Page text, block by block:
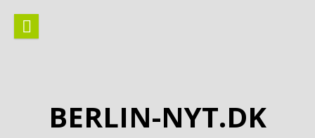
indhold
BERLIN-NYT.DK